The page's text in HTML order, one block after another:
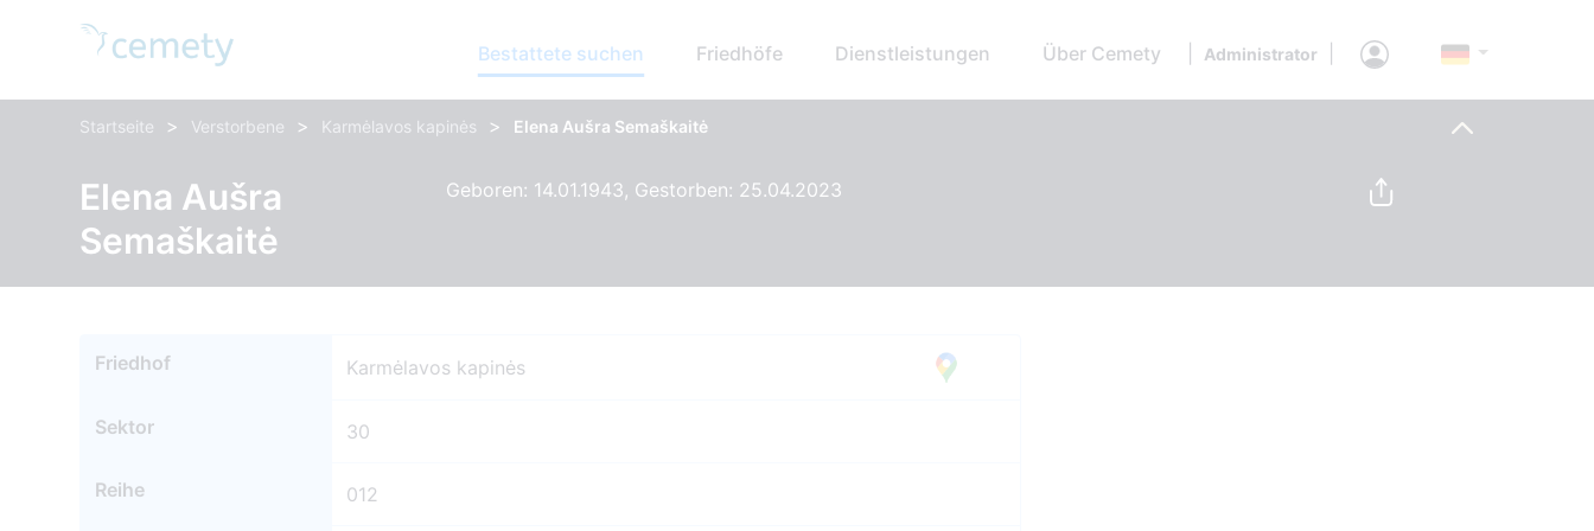
Bestattete suchen Friedhöfe Dienstleistungen Über Cemety Administrator
Startseite > Verstorbene > Karmėlavos kapinės > Elena Aušra Semaškaitė
Elena Aušra
Semaškaitė
Geboren: 14.01.1943, Gestorben: 25.04.2023
Friedhof Karmėlavos kapinės
Sektor 30
Reihe 012